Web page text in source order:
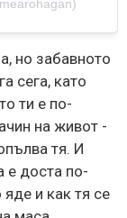
но забавното
сега, като
ти е по-
на живот -
тя. И
е доста по-
и как тя се